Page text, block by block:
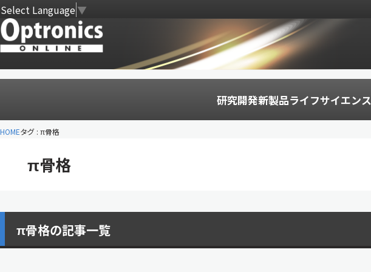
Select Language▼
研究開発新製品ライフサイエンス
HOMEタグ : π骨格
π骨格
π骨格の記事一覧